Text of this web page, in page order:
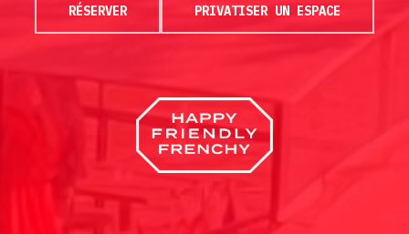
RÉSERVER PRIVATISER UN ESPACE